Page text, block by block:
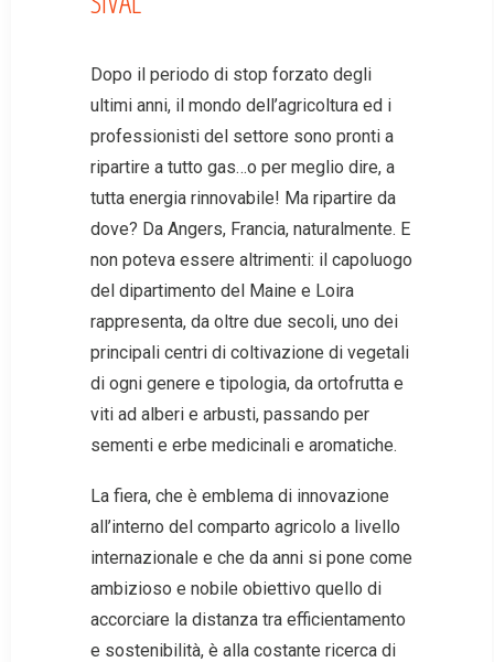
Dopo il periodo di stop forzato degli
ultimi anni, il mondo dell’agricoltura ed i
professionisti del settore sono pronti a
ripartire a tutto gas…o per meglio dire, a
tutta energia rinnovabile! Ma ripartire da
dove? Da Angers, Francia, naturalmente. E
non poteva essere altrimenti: il capoluogo
del dipartimento del Maine e Loira
rappresenta, da oltre due secoli, uno dei
principali centri di coltivazione di vegetali
di ogni genere e tipologia, da ortofrutta e
viti ad alberi e arbusti, passando per
sementi e erbe medicinali e aromatiche.
La fiera, che è emblema di innovazione
all’interno del comparto agricolo a livello
internazionale e che da anni si pone come
ambizioso e nobile obiettivo quello di
accorciare la distanza tra efficientamento
e sostenibilità, è alla costante ricerca di